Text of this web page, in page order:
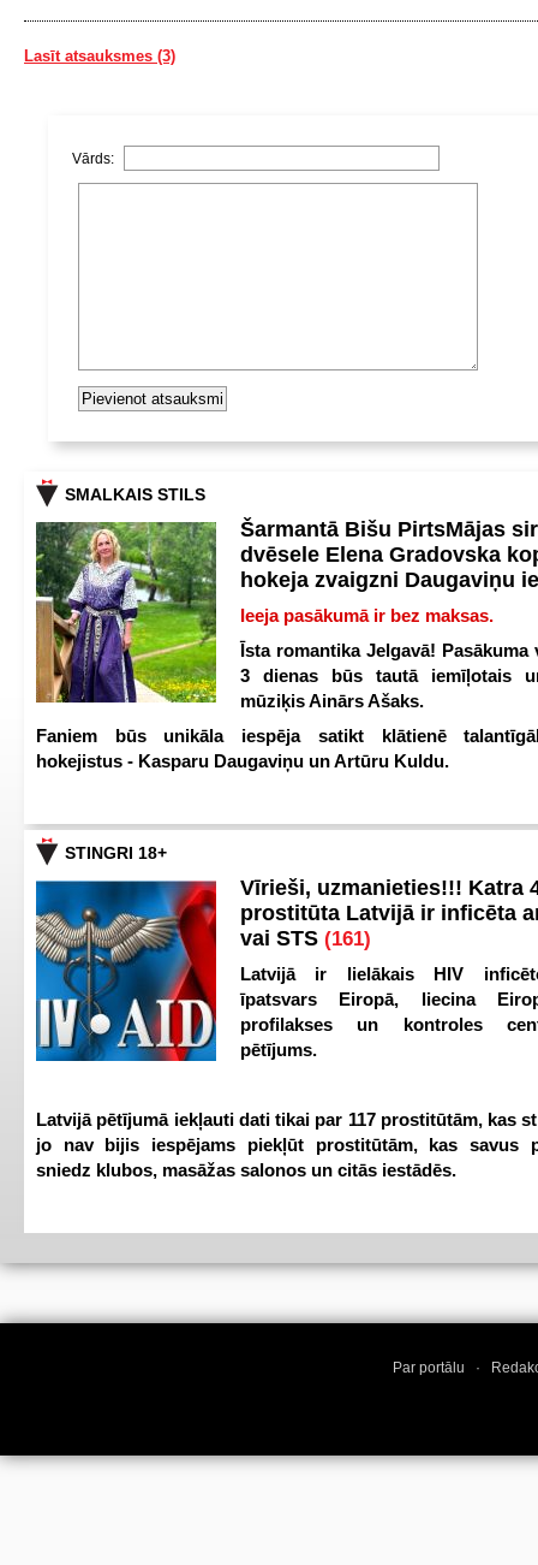
Lasīt atsauksmes (3)
Vārds:
SMALKAIS STILS
Šarmantā Bišu PirtsMājas
dvēsele Elena Gradovska
hokeja zvaigzni Daugaviņu
Ieeja pasākumā ir bez maksas.
Īsta romantika Jelgavā! Pasākuma
3 dienas būs tautā iemīļotais
mūziķis Ainārs Ašaks.
Faniem būs unikāla iespēja satikt klātienē
hokejistus - Kasparu Daugaviņu un Artūru Kuldu.
STINGRI 18+
Vīrieši, uzmanieties!!! Katra
prostitūta Latvijā ir inficēta
vai STS (161)
Latvijā ir lielākais HIV
īpatsvars Eiropā, liecina
profilakses un kontroles
pētījums.
Latvijā pētījumā iekļauti dati tikai par 117 prostitūtām, kas
jo nav bijis iespējams piekļūt prostitūtām, kas savus
sniedz klubos, masāžas salonos un citās iestādēs.
Par portālu ·